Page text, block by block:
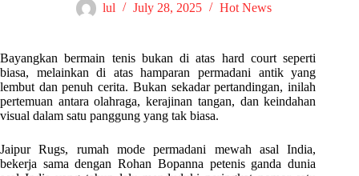
lul July 28, 2025 Hot News
Bayangkan bermain tenis bukan di atas hard court seperti
biasa, melainkan di atas hamparan permadani antik yang
lembut dan penuh cerita. Bukan sekadar pertandingan, inilah
pertemuan antara olahraga, kerajinan tangan, dan keindahan
visual dalam satu panggung yang tak biasa.
Jaipur Rugs, rumah mode permadani mewah asal India,
bekerja sama dengan Rohan Bopanna petenis ganda dunia